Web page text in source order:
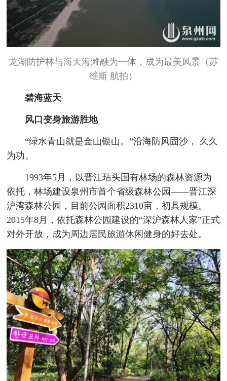
龙湖防护林与海天海滩融为一体，成为最美风景（苏
维斯 航拍）
碧海蓝天
风口变身旅游胜地
“绿水青山就是金山银山。”沿海防风固沙， 久久
为功。
1993年5月，以晋江玷头国有林场的森林资源为
依托，林场建设泉州市首个省级森林公园——晋江深
沪湾森林公园，目前公园面积2310亩，初具规模。
2015年8月，依托森林公园建设的“深沪森林人家”正式
对外开放，成为周边居民旅游休闲健身的好去处。